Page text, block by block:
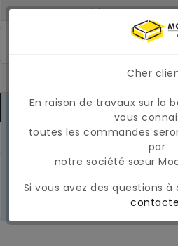
LIVRÉ À 2 JOURS SI
MONTANT MINIMUM DE
CONDITIONS DU MARCHÉ EN
En raison des conditions
du marché, les prix et la
disponibilité peuvent varier
actuellement une surcharge
carburant temporaire et
Cher
En raison de travaux sur la
vous
toutes les commandes
par
notre société sœur
Si vous avez des questions à